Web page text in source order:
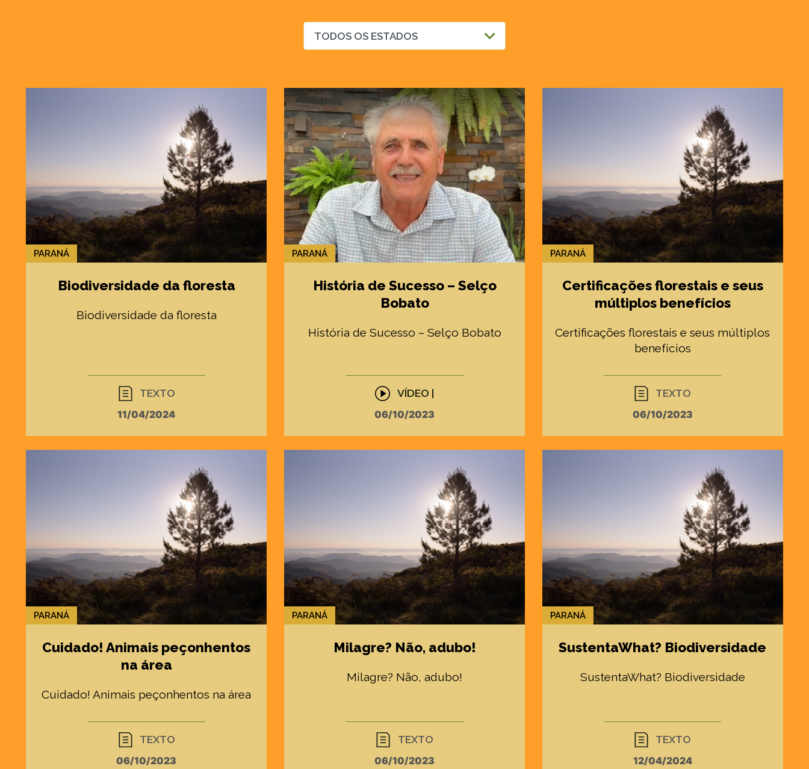
PARANÁ
Biodiversidade da floresta
Biodiversidade da floresta
TEXTO
11/04/2024
PARANÁ
História de Sucesso – Selço
Bobato
História de Sucesso – Selço Bobato
VÍDEO |
06/10/2023
PARANÁ
Certificações florestais e seus
múltiplos benefícios
Certificações florestais e seus múltiplos
benefícios
TEXTO
06/10/2023
PARANÁ
Cuidado! Animais peçonhentos
na área
Cuidado! Animais peçonhentos na área
TEXTO
06/10/2023
PARANÁ
Milagre? Não, adubo!
Milagre? Não, adubo!
TEXTO
06/10/2023
PARANÁ
SustentaWhat? Biodiversidade
SustentaWhat? Biodiversidade
TEXTO
12/04/2024